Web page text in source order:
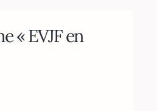
« EVJF en